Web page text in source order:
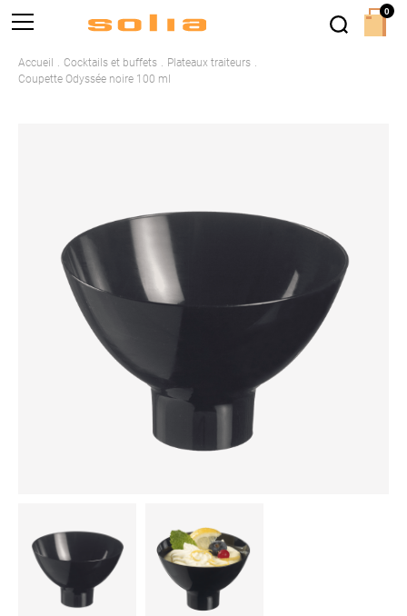
Accueil Cocktails et buffets
Plateaux traiteurs
Coupette Odyssée noire 100 ml
0